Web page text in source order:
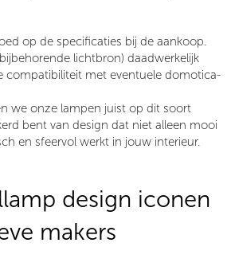
op de specificaties bij de aankoop.
lichtbron) daadwerkelijk
compatibiliteit met eventuele domotica-
we onze lampen juist op dit soort
bent van design dat niet alleen mooi
en sfeervol werkt in jouw interieur.
design iconen
makers